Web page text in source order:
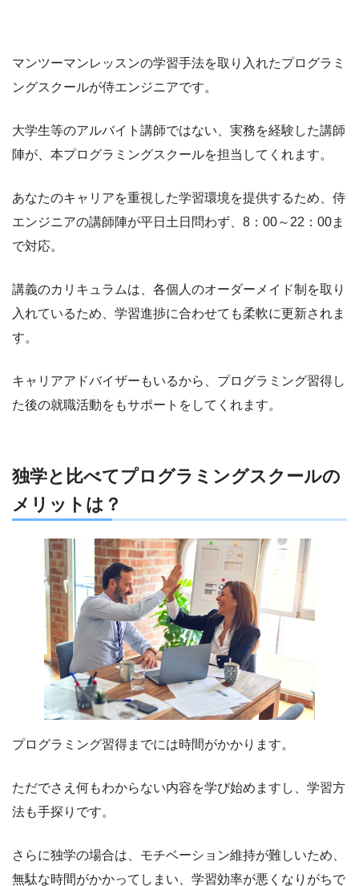
マンツーマンレッスンの学習手法を取り入れたプログラミ
ングスクールが侍エンジニアです。
大学生等のアルバイト講師ではない、実務を経験した講師
陣が、本プログラミングスクールを担当してくれます。
あなたのキャリアを重視した学習環境を提供するため、侍
エンジニアの講師陣が平日土日問わず、8：00～22：00ま
で対応。
講義のカリキュラムは、各個人のオーダーメイド制を取り
入れているため、学習進捗に合わせても柔軟に更新されま
す。
キャリアアドバイザーもいるから、プログラミング習得し
た後の就職活動をもサポートをしてくれます。
独学と比べてプログラミングスクールの
メリットは？
プログラミング習得までには時間がかかります。
ただでさえ何もわからない内容を学び始めますし、学習方
法も手探りです。
さらに独学の場合は、モチベーション維持が難しいため、
無駄な時間がかかってしまい、学習効率が悪くなりがちで